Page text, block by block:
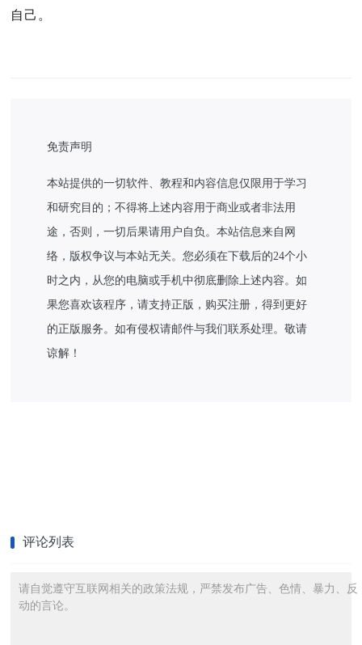
自己。
免责声明
本站提供的一切软件、教程和内容信息仅限用于学习
和研究目的；不得将上述内容用于商业或者非法用
途，否则，一切后果请用户自负。本站信息来自网
络，版权争议与本站无关。您必须在下载后的24个小
时之内，从您的电脑或手机中彻底删除上述内容。如
果您喜欢该程序，请支持正版，购买注册，得到更好
的正版服务。如有侵权请邮件与我们联系处理。敬请
谅解！
评论列表
请自觉遵守互联网相关的政策法规，严禁发布广告、色情、暴力、反
动的言论。